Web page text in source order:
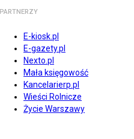
PARTNERZY
E-kiosk.pl
E-gazety.pl
Nexto.pl
Mała księgowość
Kancelarierp.pl
Wieści Rolnicze
Życie Warszawy